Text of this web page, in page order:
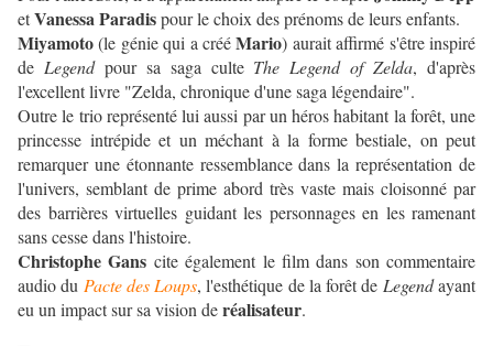
etVanessa Paradispour le choix des prénoms de leurs enfants.
Miyamoto(le génie qui a crééMario) aurait affirmé s'être inspiré
de Legendpour sa saga culte The Legend of Zelda, d'après
l'excellent livre "Zelda, chronique d'une saga légendaire".
Outre le trio représenté lui aussi par un héros habitant la forêt, une
princesse intrépide et un méchant à la forme bestiale, on peut
remarquer une étonnante ressemblance dans la représentation de
l'univers, semblant de prime abord très vaste mais cloisonné par
des barrières virtuelles guidant les personnages en les ramenant
sans cesse dans l'histoire.
Christophe Gans cite également le film dans son commentaire
audio du Pacte des Loups, l'esthétique de la forêt de Legendayant
eu un impact sur sa vision deréalisateur.